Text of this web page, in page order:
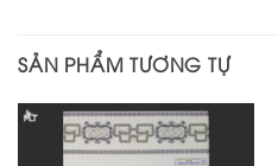
SẢN PHẨM TƯƠNG TỰ